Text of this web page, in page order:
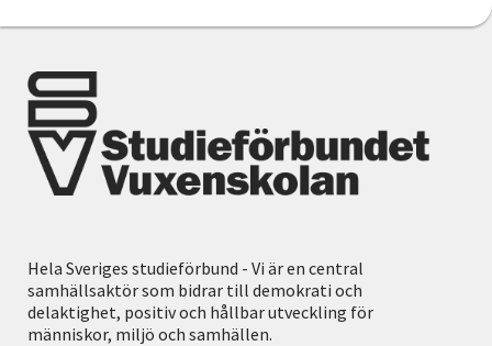
Hela Sveriges studieförbund - Vi är en central
samhällsaktör som bidrar till demokrati och
delaktighet, positiv och hållbar utveckling för
människor, miljö och samhällen.